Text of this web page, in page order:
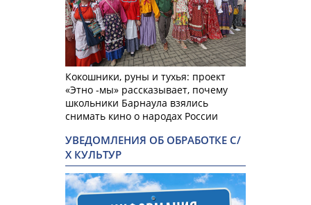
Кокошники, руны и тухья: проект
«Этно -мы» рассказывает, почему
школьники Барнаула взялись
снимать кино о народах России
УВЕДОМЛЕНИЯ ОБ ОБРАБОТКЕ С/
Х КУЛЬТУР